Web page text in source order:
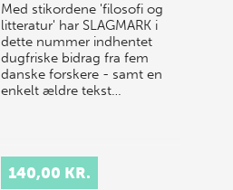
Med stikordene 'filosofi og
litteratur' har SLAGMARK i
dette nummer indhentet
dugfriske bidrag fra fem
danske forskere - samt en
enkelt ældre tekst…
140,00 KR.